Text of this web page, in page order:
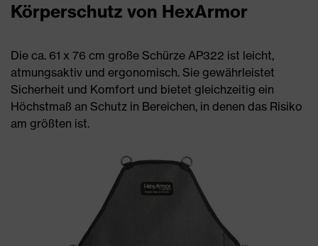
Körperschutz von HexArmor
Die ca. 61 x 76 cm große Schürze AP322 ist leicht,
atmungsaktiv und ergonomisch. Sie gewährleistet
Sicherheit und Komfort und bietet gleichzeitig ein
Höchstmaß an Schutz in Bereichen, in denen das Risiko
am größten ist.